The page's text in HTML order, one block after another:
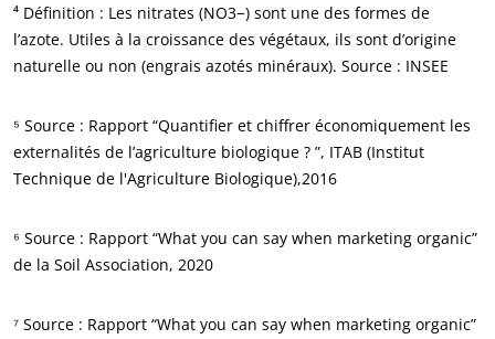
NOS EXPERTISES
Commerce équitable
Agriculture durable
Responsabilité sociétale des entreprises
Biodiversité et changement climatique
⁴ Définition : Les nitrates (NO3−) sont une des formes de
l’azote. Utiles à la croissance des végétaux, ils sont d’origine
naturelle ou non (engrais azotés minéraux). Source : INSEE
⁵ Source : Rapport “Quantifier et chiffrer économiquement les
externalités de l’agriculture biologique ? ”, ITAB (Institut
Technique de l'Agriculture Biologique),2016
⁶ Source : Rapport “What you can say when marketing organic”
de la Soil Association, 2020
⁷ Source : Rapport “What you can say when marketing organic”